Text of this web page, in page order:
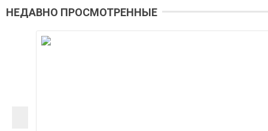
НЕДАВНО ПРОСМОТРЕННЫЕ